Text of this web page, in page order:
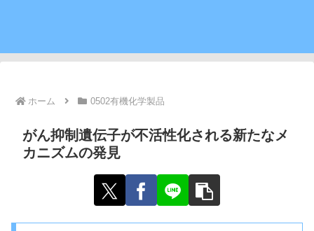
ホーム 0502有機化学製品
がん抑制遺伝子が不活性化される新たなメ
カニズムの発見